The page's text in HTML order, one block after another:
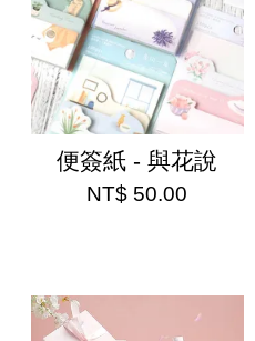
便簽紙 - 與花說
NT$ 50.00